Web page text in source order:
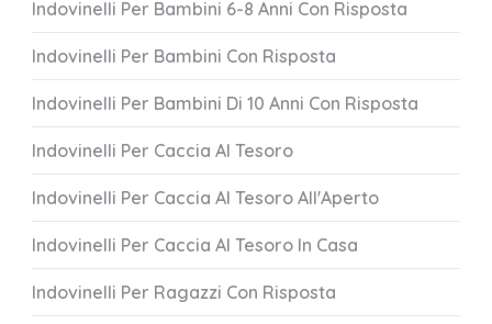
Indovinelli Per Bambini 6-8 Anni Con Risposta
Indovinelli Per Bambini Con Risposta
Indovinelli Per Bambini Di 10 Anni Con Risposta
Indovinelli Per Caccia Al Tesoro
Indovinelli Per Caccia Al Tesoro All'Aperto
Indovinelli Per Caccia Al Tesoro In Casa
Indovinelli Per Ragazzi Con Risposta